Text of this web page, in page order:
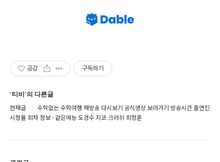
공감 구독하기
'티비'의 다른글
현재글
수학없는 수학여행 재방송 다시보기 공식영상 보러가기 방송시간 출연진
시청률 회차 정보 · 같은예능 도경수 지코 크러쉬 최정훈